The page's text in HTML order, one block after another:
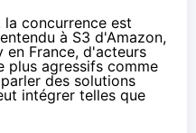
concurrence est
à S3 d'Amazon,
en France, d'acteurs
plus agressifs comme
des solutions
intégrer telles que